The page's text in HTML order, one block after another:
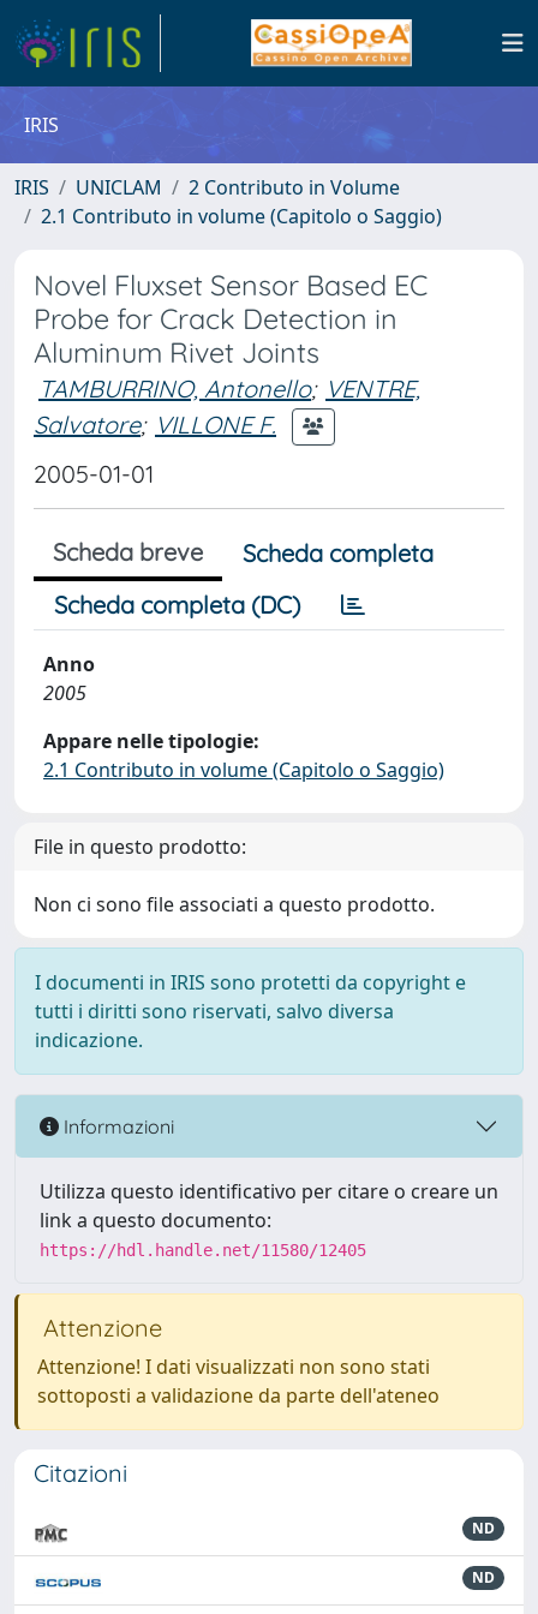
IRIS
IRIS UNICLAM
2 Contributo in Volume
2.1 Contributo in volume (Capitolo o Saggio)
Novel Fluxset Sensor Based EC
Probe for Crack Detection in
Aluminum Rivet Joints
TAMBURRINO, Antonello; VENTRE,
Salvatore; VILLONE F.
2005-01-01
Scheda breve
Scheda completa
Scheda completa (DC)
Anno
2005
Appare nelle tipologie:
2.1 Contributo in volume (Capitolo o Saggio)
File in questo prodotto:
Non ci sono file associati a questo prodotto.
I documenti in IRIS sono protetti da copyright e
tutti i diritti sono riservati, salvo diversa
indicazione.
Informazioni
Utilizza questo identificativo per citare o creare un
link a questo documento:
https://hdl.handle.net/11580/12405
Attenzione
Attenzione! I dati visualizzati non sono stati
sottoposti a validazione da parte dell'ateneo
Citazioni
ND
ND